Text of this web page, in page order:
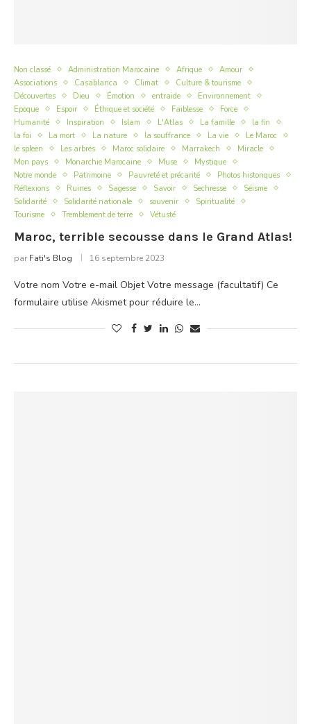
Non classé Administration Marocaine Afrique
Amour
Associations
Casablanca Climat
Culture & tourisme
Découvertes
Dieu Émotion entraide
Environnement
Epoque
Espoir Éthique et société Faiblesse
Force
Humanité
Inspiration Islam L'Atlas La famille
la fin
la foi
La mort La nature la souffrance La vie
Le Maroc
le spleen
Les arbres Maroc solidaire Marrakech
Miracle
Mon pays
Monarchie Marocaine Muse
Mystique
Notre monde
Patrimoine Pauvreté et précarité
Photos historiques
Réflexions
Ruines Sagesse Savoir Sechresse
Séisme
Solidarité
Solidarité nationale souvenir
Spiritualité
Tourisme
Tremblement de terre Vétusté
Maroc, terrible secousse dans le Grand Atlas!
par Fati's Blog 16 septembre 2023
Votre nom Votre e-mail Objet Votre message (facultatif) Ce
formulaire utilise Akismet pour réduire le…